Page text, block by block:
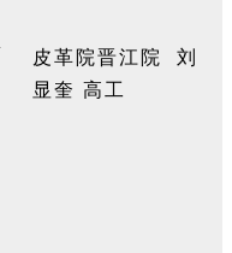
皮革院晋江院
刘
显奎 高工